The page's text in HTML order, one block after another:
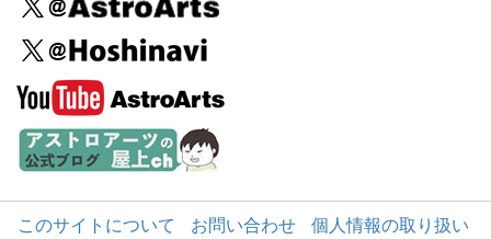
このサイトについて お問い合わせ
個人情報の取り扱い